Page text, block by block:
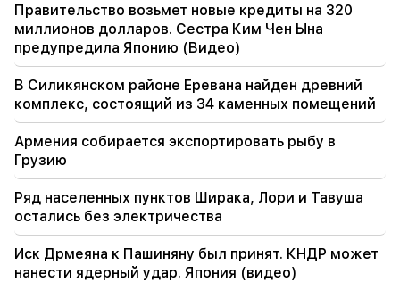
22:09
На свалке недалеко от района Силикян в
Ереване произошел крупный пожар.
21:48
В Ереване произошли изменения в
автобусных маршрутах
21:30
Жизнь Еревана на алтаре. Варданян о
качестве воздуха в Ереване (видео)
21:16
Таким образом меня пытаются заставить
Правительство возьмет новые кредиты на 320
миллионов долларов. Сестра Ким Чен Ына
предупредила Японию (Видео)
В Силикянском районе Еревана найден древний
комплекс, состоящий из 34 каменных помещений
Армения собирается экспортировать рыбу в
Грузию
Ряд населенных пунктов Ширака, Лори и Тавуша
остались без электричества
Иск Дрмеяна к Пашиняну был принят. КНДР может
нанести ядерный удар. Япония (видео)